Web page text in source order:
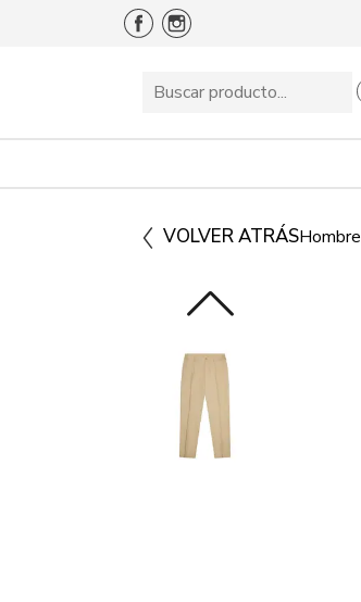
VOLVER ATRÁSHombre